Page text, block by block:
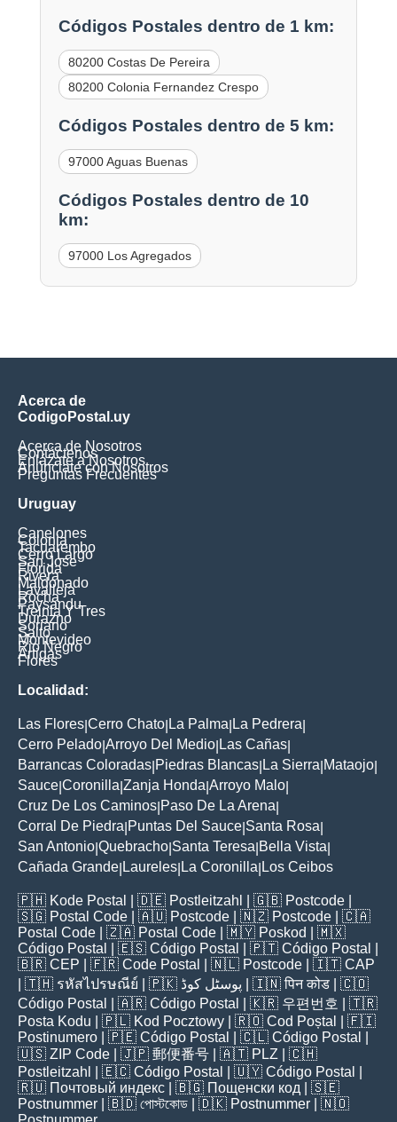
Códigos Postales dentro de 1 km:
80200 Costas De Pereira
80200 Colonia Fernandez Crespo
Códigos Postales dentro de 5 km:
97000 Aguas Buenas
Códigos Postales dentro de 10
km:
97000 Los Agregados
Acerca de
CodigoPostal.uy
Acerca de Nosotros
Contáctenos
Enlázate a Nosotros
Anúnciate con Nosotros
Preguntas Frecuentes
Uruguay
Canelones
Colonia
Tacuarembo
Cerro Largo
San Jose
Florida
Rivera
Maldonado
Lavalleja
Rocha
Paysandu
Treinta Y Tres
Durazno
Soriano
Salto
Montevideo
Rio Negro
Artigas
Flores
Localidad:
Las Flores Cerro Chato La Palma La Pedrera
Cerro Pelado Arroyo Del Medio Las Cañas
Barrancas Coloradas Piedras Blancas La Sierra Mataojo
Sauce Coronilla Zanja Honda Arroyo Malo
Cruz De Los Caminos Paso De La Arena
Corral De Piedra Puntas Del Sauce Santa Rosa
San Antonio Quebracho Santa Teresa Bella Vista
Cañada Grande Laureles La Coronilla Los Ceibos
🇵🇭 Kode Postal | 🇩🇪 Postleitzahl | 🇬🇧 Postcode
🇸🇬 Postal Code | 🇦🇺 Postcode | 🇳🇿 Postcode | 🇨🇦
Postal Code | 🇿🇦 Postal Code | 🇲🇾 Poskod
| 🇲🇽
Código Postal
| 🇪🇸 Código Postal | 🇵🇹 Código Postal
🇧🇷 CEP | 🇫🇷 Code Postal | 🇳🇱 Postcode | 🇮🇹 CAP
| 🇹🇭 รหัสไปรษณีย์ | 🇵🇰 پوسٹل کوڈ | 🇮🇳पिन कोड | 🇨🇴
Código Postal
| 🇦🇷 Código Postal | 🇰🇷 우편번호
| 🇹🇷
Posta Kodu | 🇵🇱 Kod Pocztowy | 🇷🇴 Cod Poștal
| 🇫🇮
Postinumero | 🇵🇪 Código Postal | 🇨🇱 Código Postal
🇺🇸 ZIP Code | 🇯🇵 郵便番号 | 🇦🇹 PLZ | 🇨🇭
Postleitzahl
| 🇪🇨 Código Postal | 🇺🇾 Código Postal
🇷🇺 Почтовый индекс | 🇧🇬 Пощенски код | 🇸🇪
Postnummer | 🇧🇩 পোস্টকোড | 🇩🇰 Postnummer | 🇳🇴